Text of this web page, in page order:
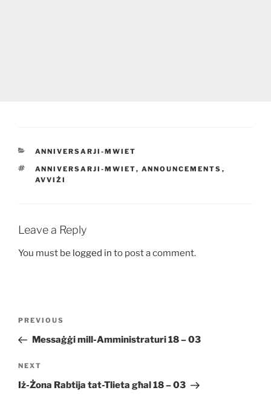
CATEGORIES
ANNIVERSARJI-MWIET
TAGS
ANNIVERSARJI-MWIET, ANNOUNCEMENTS ,
AVVIŻI
Leave a Reply
You must be logged in to post a comment.
Previous
Post
PREVIOUS
Messaġġi mill-Amministraturi 18 – 03
Next
Post
NEXT
Iż-Żona Rabtija tat-Tlieta għal 18 – 03